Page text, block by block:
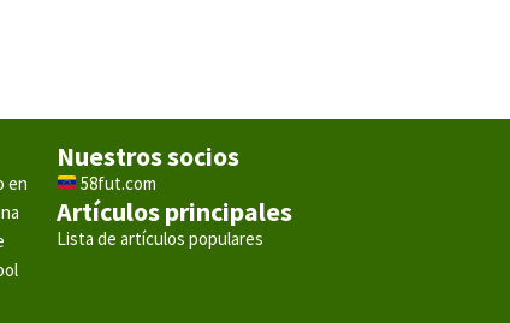
en
Nuestros socios
58fut.com
Artículos principales
Lista de artículos populares